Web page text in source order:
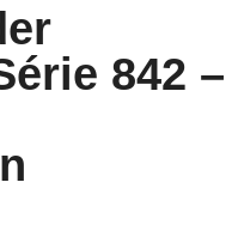
842 –